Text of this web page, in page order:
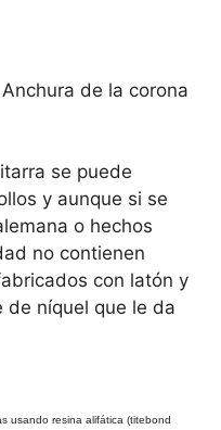
de la corona
se puede
y aunque si se
o hechos
no contienen
con latón y
de níquel que le da
usando resina alifática (titebond